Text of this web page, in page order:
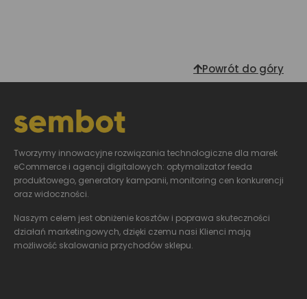
Powrót do góry
Tworzymy innowacyjne rozwiązania technologiczne dla marek
eCommerce i agencji digitalowych: optymalizator feeda
produktowego, generatory kampanii, monitoring cen konkurencji
oraz widoczności.
Naszym celem jest obniżenie kosztów i poprawa skuteczności
działań marketingowych, dzięki czemu nasi Klienci mają
możliwość skalowania przychodów sklepu.